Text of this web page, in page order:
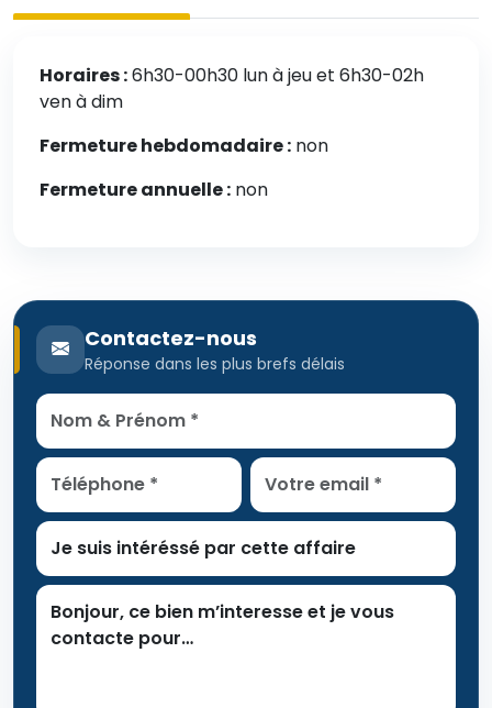
Horaires :6h30-00h30 lun à jeu et 6h30-02h
ven à dim
Fermeture hebdomadaire : non
Fermeture annuelle : non
Contactez-nous
Réponse dans les plus brefs délais